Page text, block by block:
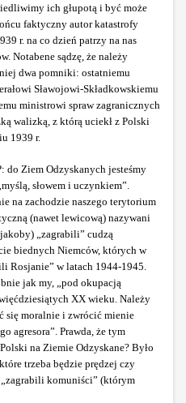
ich głupotą i być może
faktyczny autor katastrofy
r. na co dzień patrzy na nas
Notabene sądzę, że należy
dwa pomniki: ostatniemu
Sławojowi-Składkowskiemu
ministrowi spraw zagranicznych
walizką, z którą uciekł z Polski
1939 r.
do Ziem Odzyskanych jesteśmy
słowem i uczynkiem”.
na zachodzie naszego terytorium
(nawet lewicową) nazywani
„zagrabili” cudzą
biednych Niemców, których w
Rosjanie” w latach 1944-1945.
jak my, „pod okupacją
XX wieku. Należy
się moralnie i zwrócić mienie
agresora”. Prawda, że tym
na Ziemie Odzyskane? Było
trzeba będzie prędzej czy
komuniści” (którym